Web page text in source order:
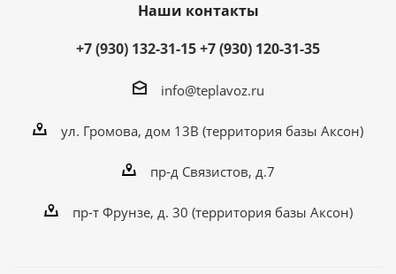
Наши контакты
+7 (930) 132-31-15+7 (930) 120-31-35
info@teplavoz.ru
ул. Громова, дом 13В (территория базы Аксон)
пр-д Связистов, д.7
пр-т Фрунзе, д. 30 (территория базы Аксон)